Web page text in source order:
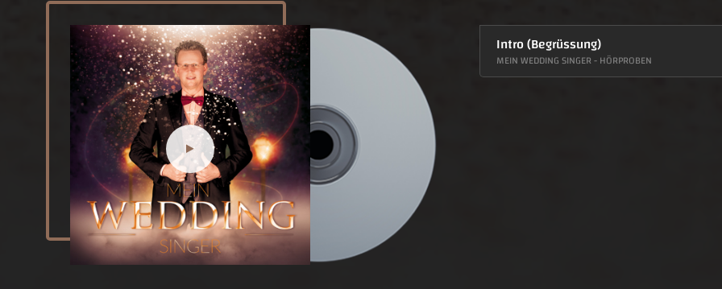
Intro (Begrüssung)
MEIN WEDDING SINGER - HÖRPROBEN